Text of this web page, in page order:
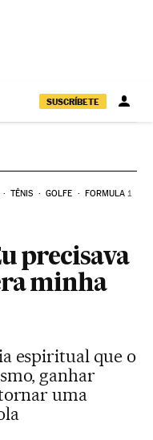
SUSCRÍBETE
TÊNIS GOLFE FORMULA 1
precisava
minha
espiritual que o
ganhar
uma